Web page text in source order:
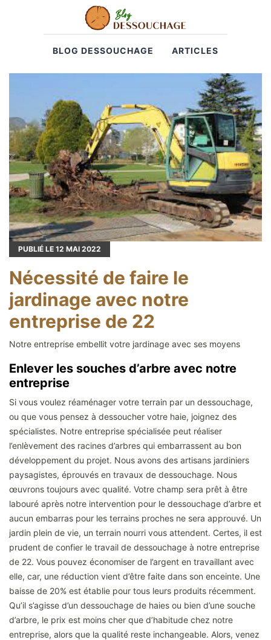
BLOG DESSOUCHAGE ARTICLES
PUBLIÉ LE 12 MAI 2022
Nécessité de faire le
jardinage avec notre
entreprise de 22
Notre entreprise embellit votre jardinage avec ses moyens
Enlever les souches d’arbre avec notre
entreprise
Si vous voulez réaménager votre terrain par un dessouchage,
ou que vous pensez à dessoucher votre haie, joignez des
spécialistes. Notre entreprise spécialisée peut réaliser
l’enlèvement des racines d’arbres qui embarrassent au bon
développement du projet. Nous avons des artisans jardiniers
paysagistes, éprouvés en travaux de dessouchage. Nous
œuvrons toujours avec qualité. Votre champ sera prêt à être
labouré après notre intervention pour le dessouchage d’arbre et
aucun embarras pour les terrains proches ne sera approuvé. Un
jardin plein de vie, un terrain nourri vous attendent. Certes, il est
prudent de confier le travail de dessouchage à notre entreprise
de 22. Vous pouvez économiser de l’argent en travaillant avec
elle, car, une réduction vient d’être faite dans son enceinte. Une
baisse de 20% est établie pour tous leurs produits récemment.
Qu’il s’agisse d’un dessouchage de haies ou bien d’une souche
d’arbre, le prix est moins cher que d’habitude chez notre
entreprise, alors que la qualité reste inchangeable. Alors, venez